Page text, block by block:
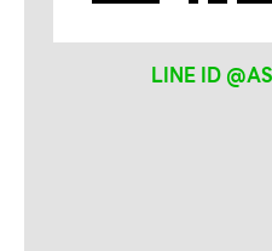
LINE ID